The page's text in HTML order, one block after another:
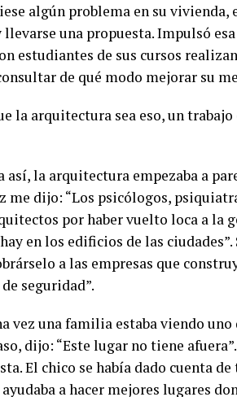
algún problema en su vivienda,
una propuesta. Impulsó
estudiantes de sus cursos
de qué modo mejorar su
la arquitectura sea eso, un
así, la arquitectura empezaba a
me dijo: “Los psicólogos,
por haber vuelto loca a la
en los edificios de las
a las empresas que
seguridad”.
vez una familia estaba viendo
dijo: “Este lugar no tiene
El chico se había dado cuenta
a hacer mejores lugares